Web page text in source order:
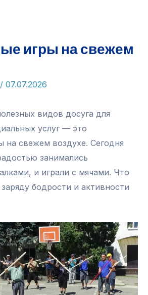
игры на свежем
/ 07.07.2026
видов досуга для
услуг — это
на свежем воздухе. Сегодня
занимались
и играли с мячами. Что
бодрости и активности